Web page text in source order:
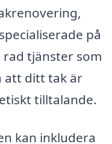
på
tjänster som
att ditt tak är
tilltalande.
kan inkludera